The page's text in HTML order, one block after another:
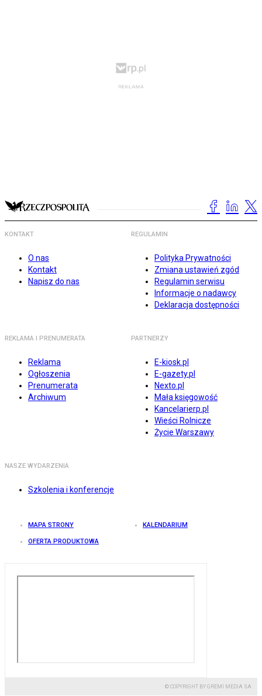
KONTAKT
O nas
Kontakt
Napisz do nas
REGULAMIN
Polityka Prywatności
Zmiana ustawień zgód
Regulamin serwisu
Informacje o nadawcy
Deklaracja dostępności
REKLAMA I PRENUMERATA
Reklama
Ogłoszenia
Prenumerata
Archiwum
PARTNERZY
E-kiosk.pl
E-gazety.pl
Nexto.pl
Mała księgowość
Kancelarierp.pl
Wieści Rolnicze
Życie Warszawy
NASZE WYDARZENIA
Szkolenia i konferencje
MAPA STRONY KALENDARIUM
OFERTA PRODUKTOWA
© COPYRIGHT BY GREMI MEDIA SA